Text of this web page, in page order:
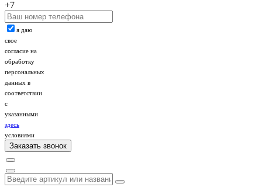
+7
я даю
свое
согласие на
обработку
персональных
данных в
соответствии
с
указанными
здесь
условиями